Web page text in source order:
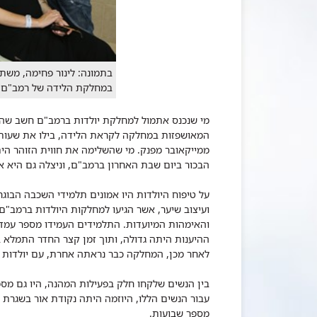
​בתמונה: לינור פחימה,
במחלקת הלידה של רמב"ם.
מי שנכנס אתמול למחלקת יולדות ברמב"ם חשב
המאושפזות במחלקה לקראת הלידה, בילו את
ממייקאובר מפנק. מי שהשלימה את חווית הזוהר
הבכור ביום שבת האחרון ברמב"ם, וניצלה גם
על טיפוח היולדות היו אמונים תלמידי השכבה
ועיצוב שיער, אשר הגיעו למחלקות היולדות
והאימהות המיועדות. התלמידים העמידו מספר
ההיענות היתה גדולה, ותוך זמן קצר החדר התמלא
לאחר מכן, המחלקה כבר נראתה אחרת, עם יולדות
בין הנשים שלקחו חלק בפעילות המהנה, היו גם
עבור הנשים הללו, היוזמה היתה נקודת אור
מספר שבועות.